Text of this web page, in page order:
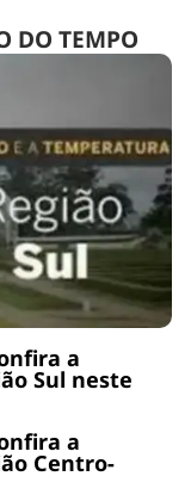
DO TEMPO
a
Sul neste
a
Centro-